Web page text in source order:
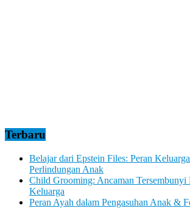
Terbaru
Belajar dari Epstein Files: Peran
Perlindungan Anak
Child Grooming: Ancaman Tersembunyi
Keluarga
Peran Ayah dalam Pengasuhan Anak &